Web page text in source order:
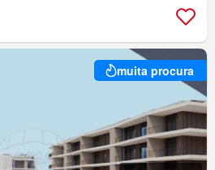
muita procura